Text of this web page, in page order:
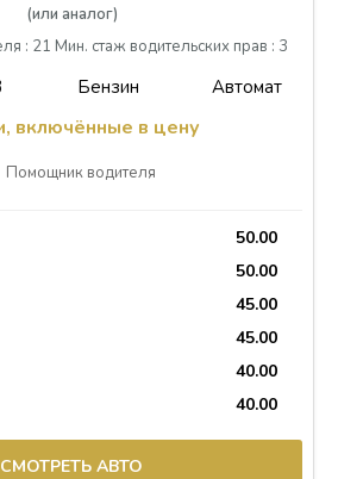
(или аналог)
: 21 Мин. стаж водительских прав : 3
Бензин Автомат
включённые в цену
Помощник водителя
50.00
50.00
45.00
45.00
40.00
40.00
СМОТРЕТЬ АВТО